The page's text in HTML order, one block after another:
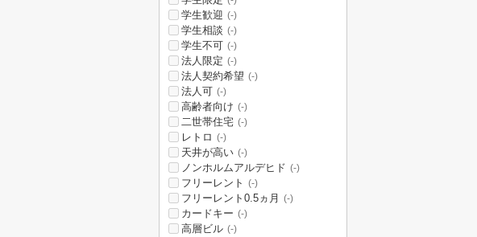
学生歓迎 (-)
学生相談 (-)
学生不可 (-)
法人限定 (-)
法人契約希望 (-)
法人可 (-)
高齢者向け (-)
二世帯住宅 (-)
レトロ (-)
天井が高い (-)
ノンホルムアルデヒド (-)
フリーレント (-)
フリーレント0.5ヵ月 (-)
カードキー (-)
高層ビル (-)